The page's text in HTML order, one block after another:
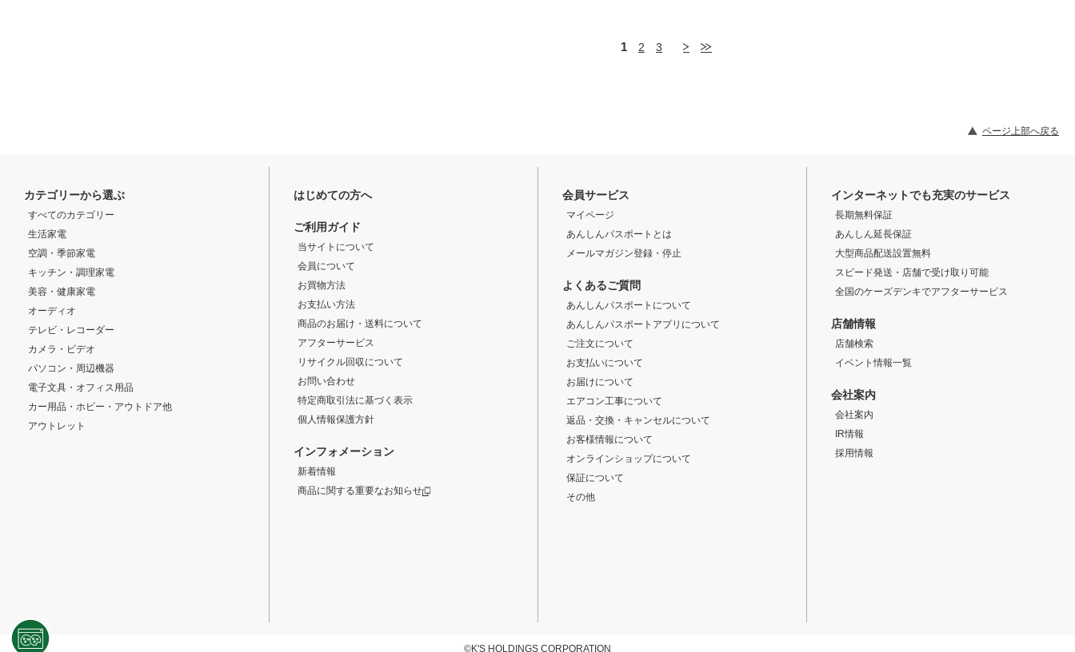
1 2 3
ページ上部へ戻る
カテゴリーから選ぶ
すべてのカテゴリー
生活家電
空調・季節家電
キッチン・調理家電
美容・健康家電
オーディオ
テレビ・レコーダー
カメラ・ビデオ
パソコン・周辺機器
電子文具・オフィス用品
カー用品・ホビー・アウトドア他
アウトレット
はじめての方へ
ご利用ガイド
当サイトについて
会員について
お買物方法
お支払い方法
商品のお届け・送料について
アフターサービス
リサイクル回収について
お問い合わせ
特定商取引法に基づく表示
個人情報保護方針
インフォメーション
新着情報
商品に関する重要なお知らせ
会員サービス
マイページ
あんしんパスポートとは
メールマガジン登録・停止
よくあるご質問
あんしんパスポートについて
あんしんパスポートアプリについて
ご注文について
お支払いについて
お届けについて
エアコン工事について
返品・交換・キャンセルについて
お客様情報について
オンラインショップについて
保証について
その他
インターネットでも充実のサービス
長期無料保証
あんしん延長保証
大型商品配送設置無料
スピード発送・店舗で受け取り可能
全国のケーズデンキでアフターサービス
店舗情報
店舗検索
イベント情報一覧
会社案内
会社案内
IR情報
採用情報
©K'S HOLDINGS CORPORATION